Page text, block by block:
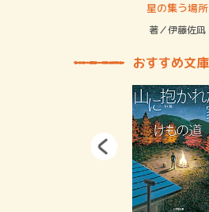
星の集う場所
著／伊藤佐凪
おすすめ文